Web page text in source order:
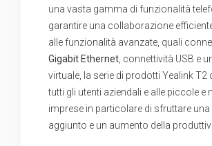
una vasta gamma di funzionalità
garantire una collaborazione
alle funzionalità avanzate, quali
Gigabit Ethernet , connettività USB e
virtuale, la serie di prodotti Yealink T2
tutti gli utenti aziendali e alle piccole e
imprese in particolare di sfruttare una
aggiunto e un aumento della